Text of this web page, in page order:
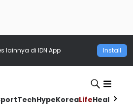
lainnya di IDN App Install
TechHypeKoreaLifeHealth